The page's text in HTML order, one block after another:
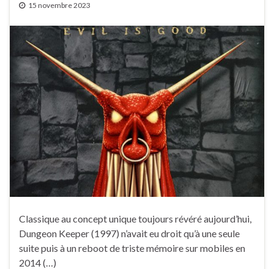
15 novembre 2023
Classique au concept unique toujours révéré aujourd’hui,
Dungeon Keeper (1997) n’avait eu droit qu’à une seule
suite puis à un reboot de triste mémoire sur mobiles en
2014 (…)